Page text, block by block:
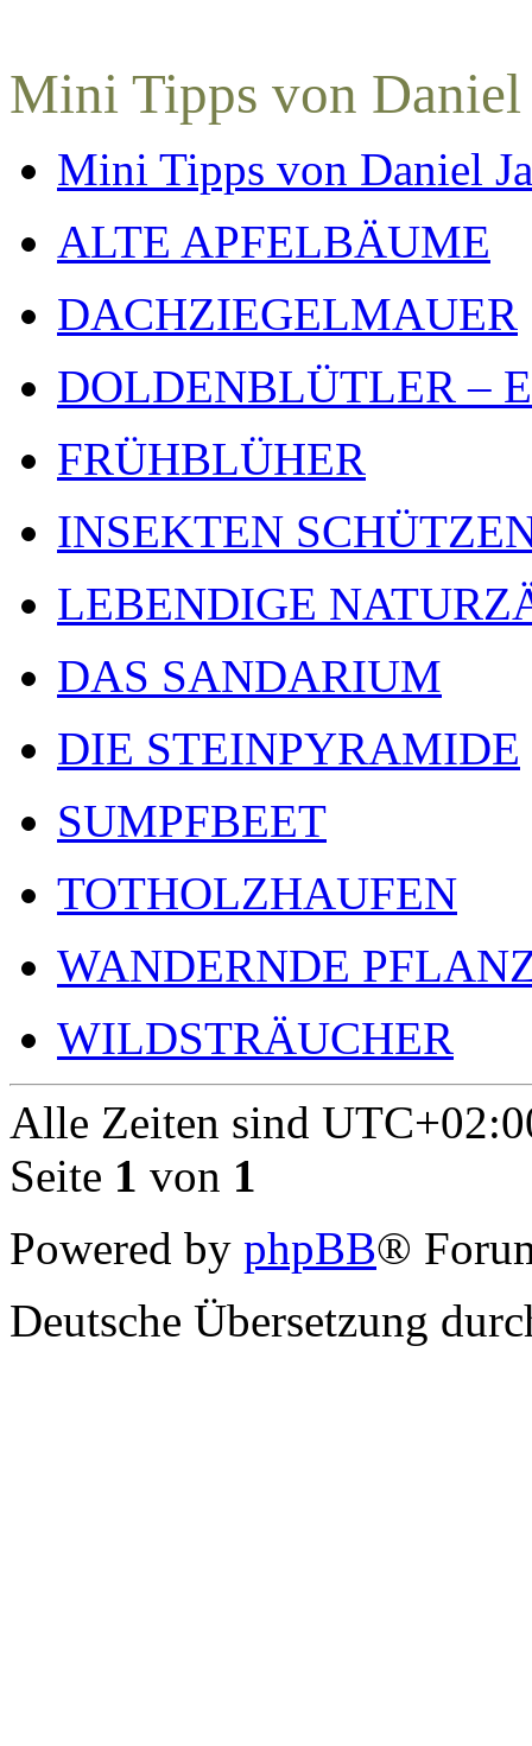
Mini Tipps von Daniel
Mini Tipps von Daniel
ALTE APFELBÄUME
DACHZIEGELMAUER
DOLDENBLÜTLER –
FRÜHBLÜHER
INSEKTEN
LEBENDIGE
DAS SANDARIUM
DIE STEINPYRAMIDE
SUMPFBEET
TOTHOLZHAUFEN
WANDERNDE
WILDSTRÄUCHER
Alle Zeiten sind
Seite 1 von 1
Powered by phpBB®
Deutsche Übersetzung